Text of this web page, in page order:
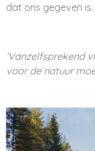
dat ons gegeven is.
'Vanzelfsprekend
voor de natuur